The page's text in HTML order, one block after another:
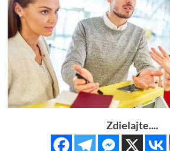
Zdielajte....